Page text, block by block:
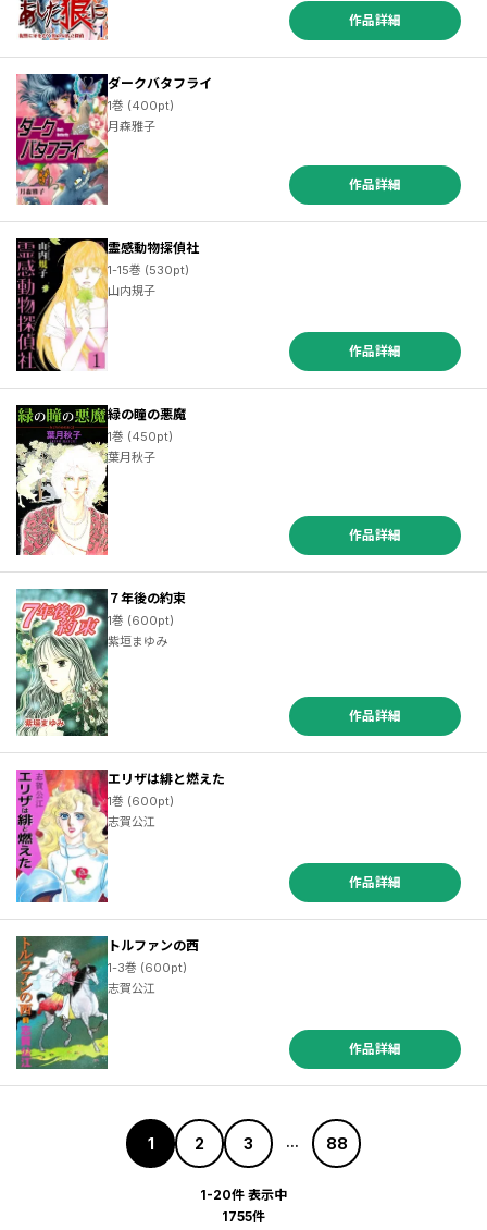
作品詳細
ダークバタフライ
1巻 (400pt)
月森雅子
作品詳細
霊感動物探偵社
1-15巻 (530pt)
山内規子
作品詳細
緑の瞳の悪魔
1巻 (450pt)
葉月秋子
作品詳細
７年後の約束
1巻 (600pt)
紫垣まゆみ
作品詳細
エリザは緋と燃えた
1巻 (600pt)
志賀公江
作品詳細
トルファンの西
1-3巻 (600pt)
志賀公江
作品詳細
1 2 3 ... 88
1-20件 表示中
1755件